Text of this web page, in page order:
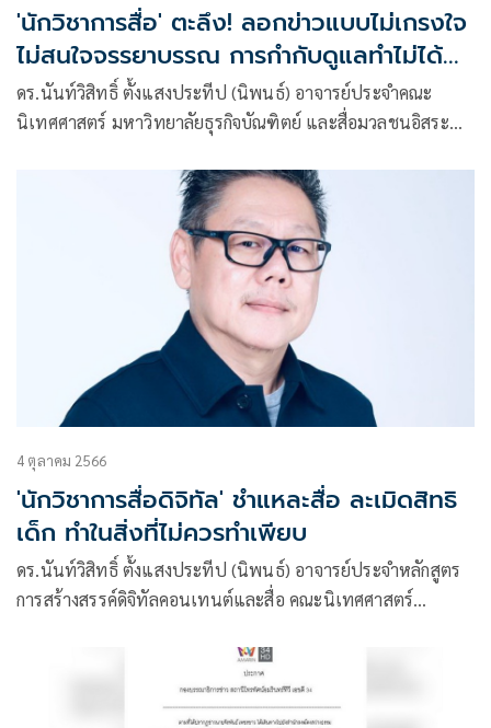
'นักวิชาการสื่อ' ตะลึง! ลอกข่าวแบบไม่เกรงใจ
ไม่สนใจจรรยาบรรณ การกำกับดูแลทำไม่ได้
จริง
ดร.นันท์วิสิทธิ์ ตั้งแสงประทีป (นิพนธ์) อาจารย์ประจำคณะ
นิเทศศาสตร์ มหาวิทยาลัยธุรกิจบัณฑิตย์ และสื่อมวลชนอิสระ
4 ตุลาคม 2566
'นักวิชาการสื่อดิจิทัล' ชำแหละสื่อ ละเมิดสิทธิ
เด็ก ทำในสิ่งที่ไม่ควรทำเพียบ
ดร.นันท์วิสิทธิ์ ตั้งแสงประทีป (นิพนธ์) อาจารย์ประจำหลักสูตร
การสร้างสรรค์ดิจิทัลคอนเทนต์และสื่อ คณะนิเทศศาสตร์
เหตุการณ์เด็กอายุ 14 ปีใช้อาวุธปืนยิงกลางห้างสรรพสินค้าสยาม
พารากอนทำให้มีผู้เสียชีวิตและบาดเจ็บ